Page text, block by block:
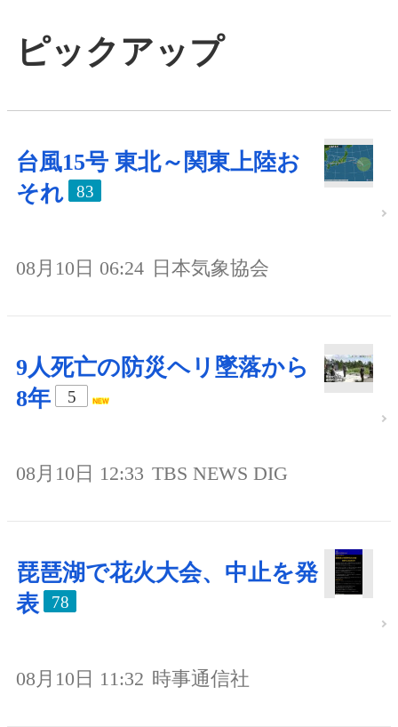
ピックアップ
台風15号 東北～関東上陸お
それ
83
08月10日 06:24 日本気象協会
9人死亡の防災ヘリ墜落から
8年
5
08月10日 12:33 TBS NEWS DIG
琵琶湖で花火大会、中止を発
表
78
08月10日 11:32 時事通信社